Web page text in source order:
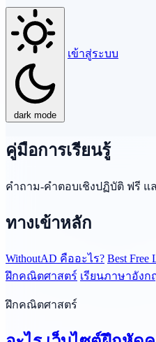
dark mode
เข้าสู่ระบบ
คู่มือการเรียนรู้
คำถาม-คำตอบเชิงปฏิบัติ ฟรี
ทางเข้าหลัก
WithoutAD คืออะไร? Best Free
ฝึกคณิตศาสตร์ เรียนภาษาอังก
ฝึกคณิตศาสตร์